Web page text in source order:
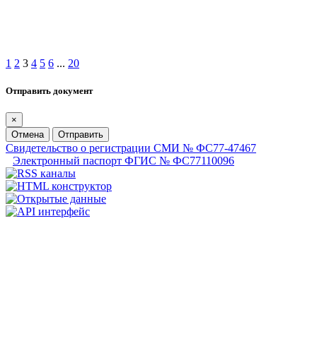
1 2 3 4 5 6 ... 20
Отправить документ
×
Отмена
Отправить
Свидетельство о регистрации СМИ № ФС77-47467
Электронный паспорт ФГИС № ФС77110096